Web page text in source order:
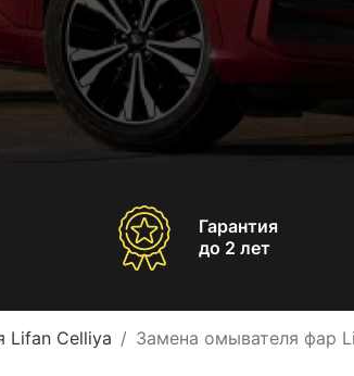
Гарантия
до 2 лет
Lifan Celliya Замена омывателя фар